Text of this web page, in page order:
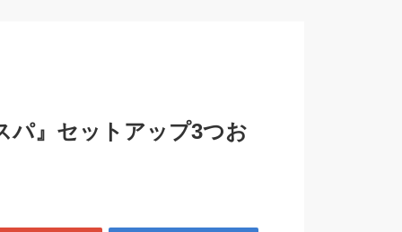
パ』セットアップ3つお